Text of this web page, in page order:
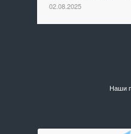
02.08.2025
Наши